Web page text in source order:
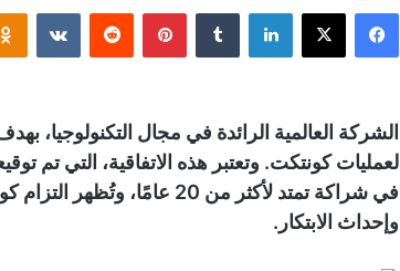
فيسبوك لينكدإن بينتيريست
الشركة العالمية الرائدة في مجال التكنولوجيا،
لعمليات كونتكت. وتعتبر هذه الاتفاقية، التي تم
في شراكة تمتد لأكثر من 20
وإحداث الابتكار.